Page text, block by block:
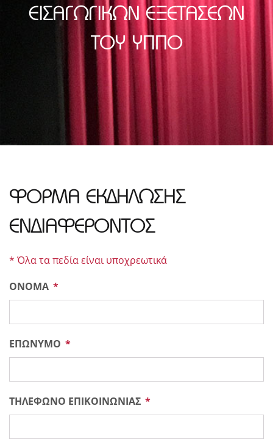
ΕΙΣΑΓΩΓΙΚΏΝ ΕΞΕΤΆΣΕΩΝ
ΤΟΥ ΥΠΠΟ
ΦΟΡΜΑ ΕΚΔΉΛΩΣΗΣ
ΕΝΔΙΑΦΕΡΟΝΤΟΣ
* Όλα τα πεδία είναι υποχρεωτικά
ΟΝΟΜΑ
ΕΠΩΝΥΜΟ
ΤΗΛΕΦΩΝΟ ΕΠΙΚΟΙΝΩΝΙΑΣ